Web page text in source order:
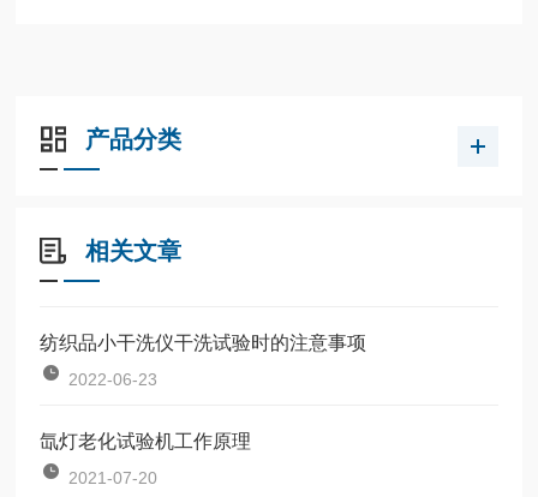
产品分类
相关文章
纺织品小干洗仪干洗试验时的注意事项
2022-06-23
氙灯老化试验机工作原理
2021-07-20